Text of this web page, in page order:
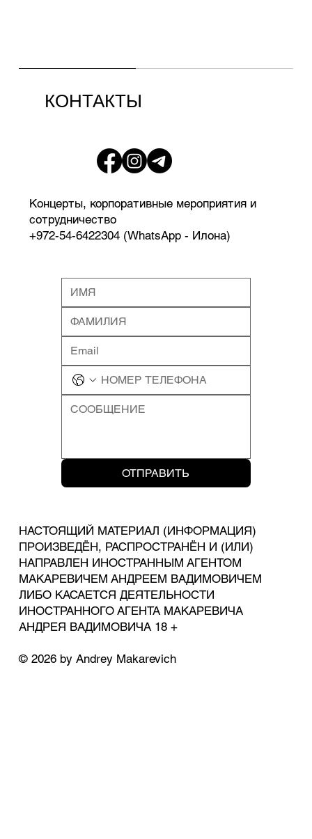
КОНТАКТЫ
Концерты, корпоративные мероприятия и
сотрудничество
+972-54-6422304 (WhatsApp - Илона)
ОТПРАВИТЬ
НАСТОЯЩИЙ МАТЕРИАЛ (ИНФОРМАЦИЯ)
ПРОИЗВЕДЁН, РАСПРОСТРАНЁН И (ИЛИ)
НАПРАВЛЕН ИНОСТРАННЫМ АГЕНТОМ
МАКАРЕВИЧЕМ АНДРЕЕМ ВАДИМОВИЧЕМ
ЛИБО КАСАЕТСЯ ДЕЯТЕЛЬНОСТИ
ИНОСТРАННОГО АГЕНТА МАКАРЕВИЧА
АНДРЕЯ ВАДИМОВИЧА 18 +
© 2026 by Andrey Makarevich